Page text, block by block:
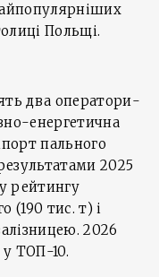
Польщі.
два оператори-
енергетична
пального
2025
рейтингу
(190 тис. т) і
2026
у ТОП-10.